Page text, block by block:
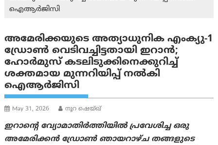
ഐആർജിസി
അമേരിക്കയുടെ അത്യാധുനിക എം‌ക്യു-1
ഡ്രോൺ വെടിവച്ചിട്ടതായി ഇറാൻ;
ഹോർമുസ് കടലിടുക്കിനെക്കുറിച്ച്
ശക്തമായ മുന്നറിയിപ്പ് നൽകി
ഐആർജിസി
May 31, 2026 നൂറ ഷെയ്ഖ്
ഇറാന്റെ വ്യോമാതിർത്തിയിൽ പ്രവേശിച്ച ഒരു
അമേരിക്കൻ ഡ്രോൺ ഞായറാഴ്ച തങ്ങളുടെ